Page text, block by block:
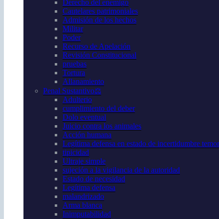
Derecho del enemigo
Cautelares patrimoniales
Admisión de los hechos
Militar
Poder
Recurso de Apelación
Revisión Constitucional
pruebas
Tortura
Allanamiento
Penal Sustantivo⚖️
Adulterio
cumplimiento del deber
Dolo eventual
Juicio contra los animales
Acción humana
Legítima defensa en estado de incertidumbre
tipicidad
Ultraje simple
sujeción a la vigilancia de la autoridad
Estado de necesidad
Legítima defensa
malandrizado
Arma blanca
Inimputabilidad